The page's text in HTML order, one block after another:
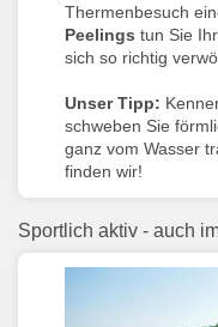
Thermenbesuch
Peelings tun Sie
sich so richtig
Unser Tipp:
schweben Sie
ganz vom Wasser
finden wir!
Sportlich aktiv - auch